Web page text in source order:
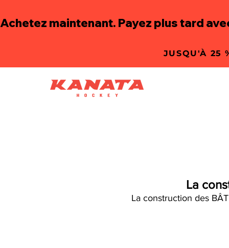
JUSQU'À 25
Achetez maintenant. Payez plus tard
La
La construction des